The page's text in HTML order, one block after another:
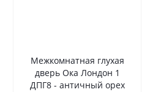
Межкомнатная глухая
дверь Ока Лондон 1
ДПГ8 - античный орех